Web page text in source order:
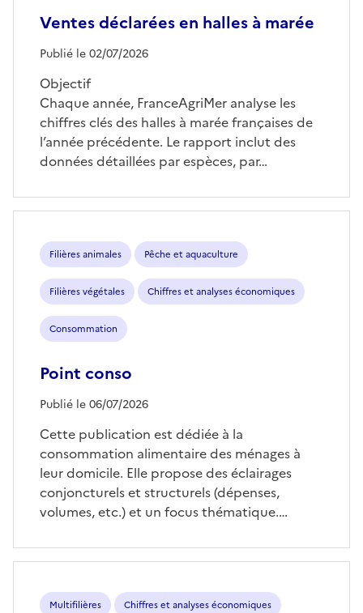
Ventes déclarées en halles à marée
Publié le 02/07/2026
Objectif
Chaque année, FranceAgriMer analyse les
chiffres clés des halles à marée françaises de
l’année précédente. Le rapport inclut des
données détaillées par espèces, par…
Filières animales Pêche et aquaculture
Filières végétales Chiffres et analyses économiques
Consommation
Point conso
Publié le 06/07/2026
Cette publication est dédiée à la
consommation alimentaire des ménages à
leur domicile. Elle propose des éclairages
conjoncturels et structurels (dépenses,
volumes, etc.) et un focus thématique.…
Multifilières Chiffres et analyses économiques